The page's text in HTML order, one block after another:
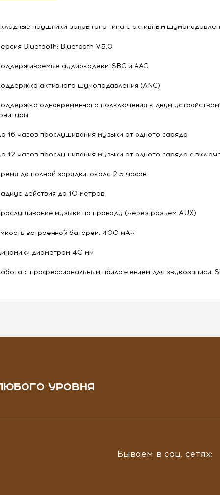
наушники закрытого типа с активным
Bluetooth: Bluetooth V5.0
аудиокодеки: SBC и AAC
активного шумоподавления (ANC)
одновременного подключения к двум
16 часов прослушивания музыки от одного заряда
12 часов прослушивания музыки от одного заряда с
до полной зарядки: около 2.5 часов
действия до 10 метров
музыки по проводу (через разъем AUX)
встроенной батареи: 400 мАч
диаметром 40 мм
с профессиональным приложением для звукозаписи:
УРОВНЯ
Бываем в соц. сетях: